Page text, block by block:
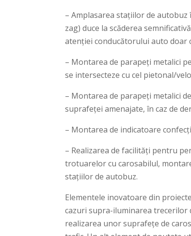
– Amplasarea stațiilor de autobuz
zag) duce la scăderea
atenției conducătorului auto doar
– Montarea de parapeți metalici
se intersecteze cu cel pietonal/
– Montarea de parapeți metalici
suprafeței amenajate, în caz de
– Montarea de indicatoare
– Realizarea de facilități pentru
trotuarelor cu carosabilul,
stațiilor de autobuz.
Elementele inovatoare din
cazuri supra-iluminarea trecerilor
realizarea unor suprafețe de